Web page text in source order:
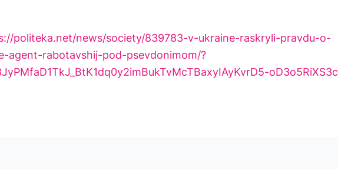
politeka.net/news/society/839783-v-ukraine-raskryli-pravdu-o-
agent-rabotavshij-pod-psevdonimom/?
oD3o5RiXS3c